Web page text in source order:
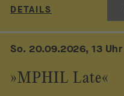
DETAILS
»MPHIL Late«
So. 20.09.2026, 13 Uhr